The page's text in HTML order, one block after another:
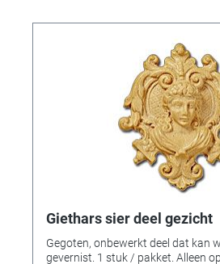
Giethars sier deel gezicht
Gegoten, onbewerkt deel dat kan
gevernist. 1 stuk / pakket. Alleen